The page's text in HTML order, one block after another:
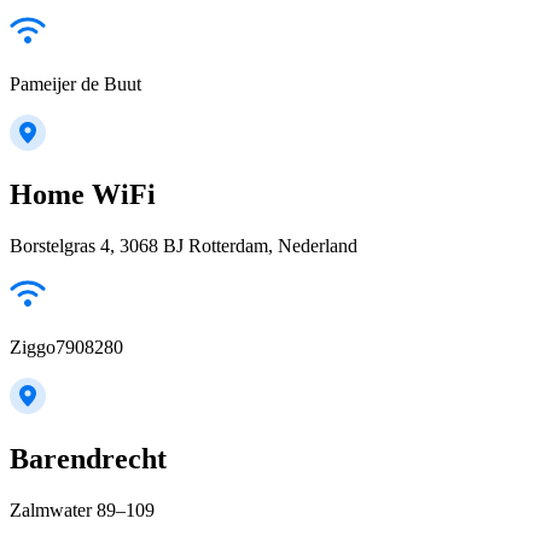
Pameijer de Buut
Home WiFi
Borstelgras 4, 3068 BJ Rotterdam, Nederland
Ziggo7908280
Barendrecht
Zalmwater 89–109